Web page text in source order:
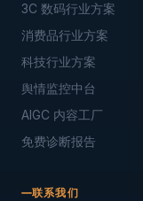
3C 数码行业方案
消费品行业方案
科技行业方案
舆情监控中台
AIGC 内容工厂
免费诊断报告
联系我们